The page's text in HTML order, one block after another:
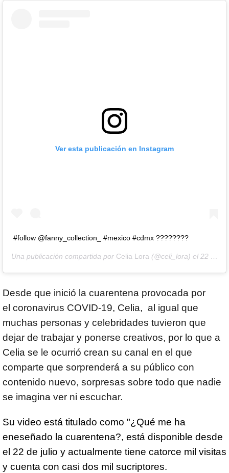
Ver esta publicación en Instagram
#follow @fanny_collection_ #mexico #cdmx ????????
Una publicación compartida por Celia Lora (@celi_lora) el 22 de Jul de 2020 a las 4:44 PDT
Desde que inició la cuarentena provocada por
el coronavirus COVID-19, Celia, al igual que
muchas personas y celebridades tuvieron que
dejar de trabajar y ponerse creativos, por lo que a
Celia se le ocurrió crean su canal en el que
comparte que sorprenderá a su público con
contenido nuevo, sorpresas sobre todo que nadie
se imagina ver ni escuchar.
Su video está titulado como "¿Qué me ha
eneseñado la cuarentena?, está disponible desde
el 22 de julio y actualmente tiene catorce mil visitas
y cuenta con casi dos mil sucriptores.